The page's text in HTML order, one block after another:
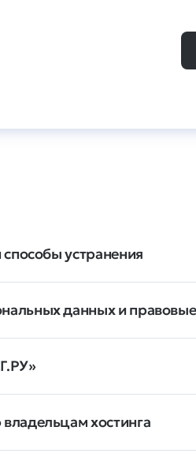
устранения
данных и правовые
хостинга